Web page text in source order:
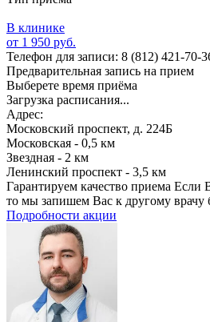
В клинике
от 1 950 руб.
Телефон для записи: 8 (812) 421-70-
Предварительная запись на прием
Выберете время приёма
Загрузка расписания...
Адрес:
Московский проспект, д. 224Б
Московская - 0,5 км
Звездная - 2 км
Ленинский проспект - 3,5 км
Гарантируем качество приема Если
то мы запишем Вас к другому врачу
Подробности акции